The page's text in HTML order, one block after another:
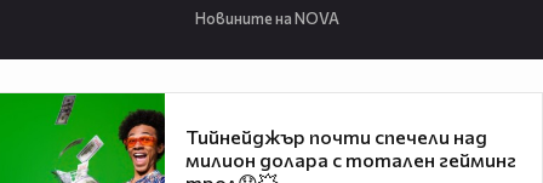
Новините на NOVA
Тийнейджър почти спечели над
милион долара с тотален гейминг